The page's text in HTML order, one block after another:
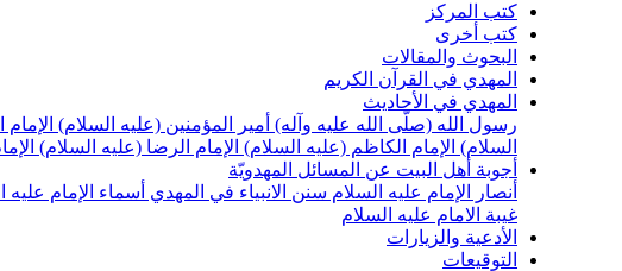
كتب المركز
كتب أخرى
البحوث والمقالات
المهدي في القرآن الكريم
المهدي في الأحاديث
رسول الله (صلّى الله عليه وآله) أمير المؤمنين (عليه السلام)
السلام) الإمام الكاظم (عليه السلام) الإمام الرضا (عليه السلام)
أجوبة أهل البيت عن المسائل المهدويّة
أنصار الإمام عليه السلام سنن الانبياء في المهدي أسماء الإمام عليه
غيبة الامام عليه السلام
الأدعية والزيارات
التوقيعات